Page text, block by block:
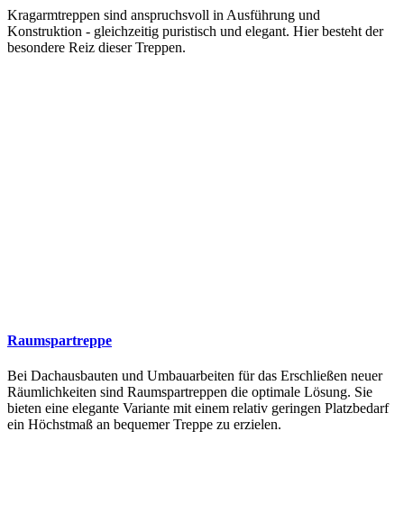
Kragarmtreppen sind anspruchsvoll in Ausführung und
Konstruktion - gleichzeitig puristisch und elegant. Hier besteht der
besondere Reiz dieser Treppen.
Raumspartreppe
Bei Dachausbauten und Umbauarbeiten für das Erschließen neuer
Räumlichkeiten sind Raumspartreppen die optimale Lösung. Sie
bieten eine elegante Variante mit einem relativ geringen Platzbedarf
ein Höchstmaß an bequemer Treppe zu erzielen.